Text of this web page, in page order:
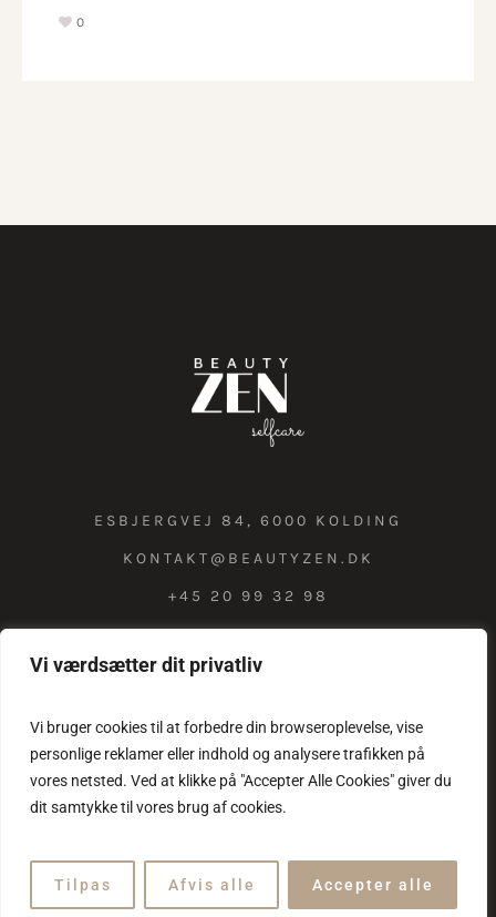
Vi værdsætter dit privatliv
Vi bruger cookies til at forbedre din browseroplevelse, vise
personlige reklamer eller indhold og analysere trafikken på
vores netsted. Ved at klikke på "Accepter Alle Cookies" giver du
dit samtykke til vores brug af cookies.
Tilpas Afvis alle Accepter alle
0
ESBJERGVEJ 84, 6000 KOLDING
KONTAKT@BEAUTYZEN.DK
+45 20 99 32 98
COOKIE & PRIVATLIVSPOLITIK
Beauty Zen © 2025 / All Rights Reserved